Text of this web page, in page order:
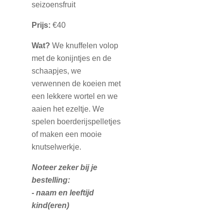
seizoensfruit
Prijs: €40
Wat? We knuffelen volop
met de konijntjes en de
schaapjes, we
verwennen de koeien met
een lekkere wortel en we
aaien het ezeltje. We
spelen boerderijspelletjes
of maken een mooie
knutselwerkje.
Noteer zeker bij je
bestelling:
- naam en leeftijd
kind(eren)